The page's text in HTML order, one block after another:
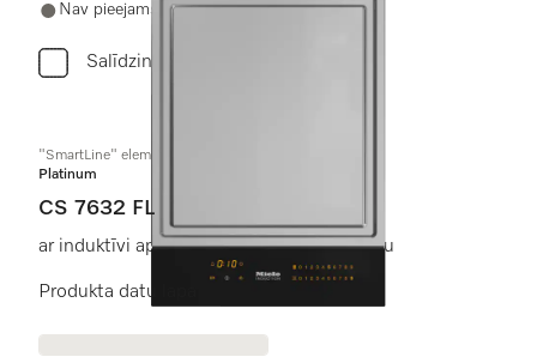
Nav pieejams
Salīdzini
"SmartLine" elements
Platinum
CS 7632 FL
ar induktīvi apsildītu "Teppan-Yaki" virsmu
Produkta datu lapa